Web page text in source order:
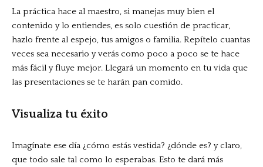
La práctica hace al maestro, si manejas muy bien el
contenido y lo entiendes, es solo cuestión de practicar,
hazlo frente al espejo, tus amigos o familia. Repítelo cuantas
veces sea necesario y verás como poco a poco se te hace
más fácil y fluye mejor. Llegará un momento en tu vida que
las presentaciones se te harán pan comido.
Visualiza tu éxito
Imagínate ese día ¿cómo estás vestida? ¿dónde es? y claro,
que todo sale tal como lo esperabas. Esto te dará más